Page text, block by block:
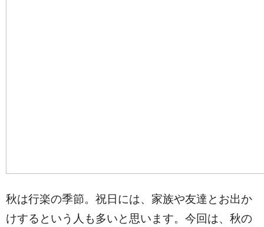
秋は行楽の季節。祝日には、家族や友達とお出か
けするという人も多いと思います。今回は、秋の